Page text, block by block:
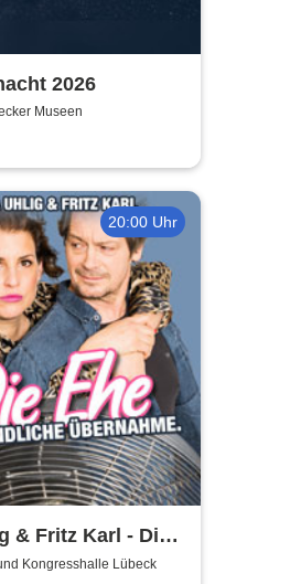
2026
Museen
20:00 Uhr
& Fritz Karl - Die
Kongresshalle Lübeck